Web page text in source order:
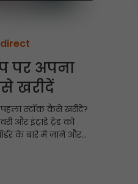
पर अपना
खरीदें
स्टॉक कैसे खरीदें?
और इंट्राडे ट्रेड को
के बारे में जानें और